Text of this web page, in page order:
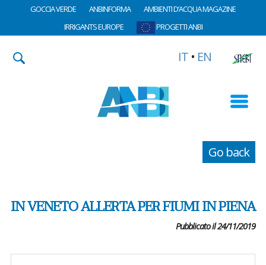
GOCCIA VERDE ANBINFORMA
AMBIENTI D’ACQUA MAGAZINE
IRRIGANTS EUROPE
PROGETTI ANBI
IT • EN
Go back
IN VENETO ALLERTA PER FIUMI IN PIENA
Pubblicato il 24/11/2019